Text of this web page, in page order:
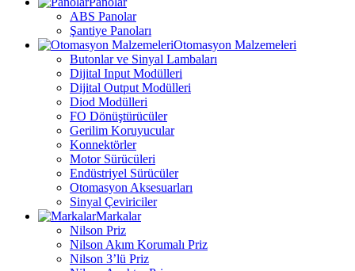
ABS Panolar
Şantiye Panoları
Otomasyon Malzemeleri
Butonlar ve Sinyal Lambaları
Dijital Input Modülleri
Dijital Output Modülleri
Diod Modülleri
FO Dönüştürücüler
Gerilim Koruyucular
Konnektörler
Motor Sürücüleri
Endüstriyel Sürücüler
Otomasyon Aksesuarları
Sinyal Çeviriciler
Markalar
Nilson Priz
Nilson Akım Korumalı Priz
Nilson 3’lü Priz